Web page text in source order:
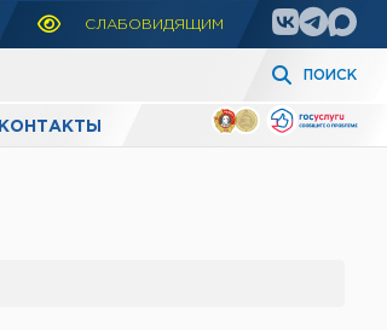
СЛАБОВИДЯЩИМ
ПОИСК
КОНТАКТЫ